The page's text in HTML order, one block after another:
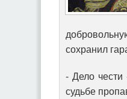
сохранил
- Дело
судьбе